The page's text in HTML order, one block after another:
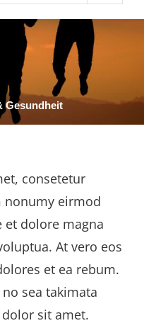
Gesundheit
consetetur
nonumy eirmod
dolore magna
At vero eos
et ea rebum.
sea takimata
sit amet.